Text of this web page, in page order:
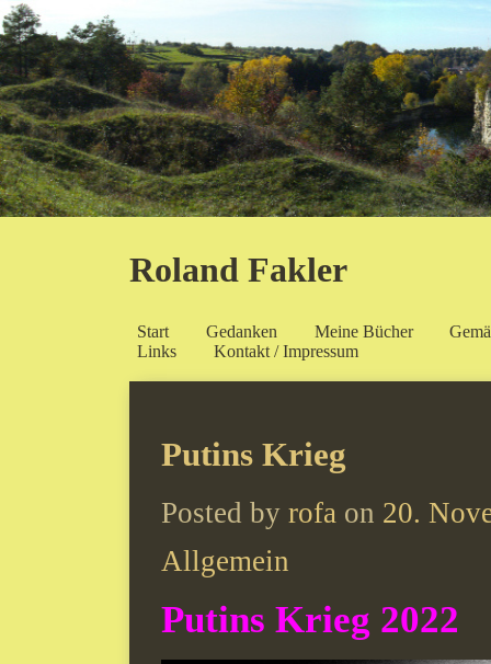
Roland Fakler
Start Gedanken Meine Bücher
Links
Kontakt / Impressum
Putins Krieg
Posted by rofa on 20.
Allgemein
Putins Krieg 2022